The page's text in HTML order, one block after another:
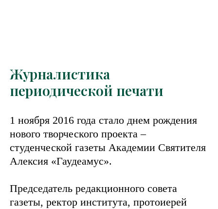
Журналистика
периодической печати
1 ноября 2016 года стало днем рождения
нового творческого проекта –
студенческой газеты Академии Святителя
Алексия «Гаудеамус».
Председатель редакционного совета
газеты, ректор института, протоиерей